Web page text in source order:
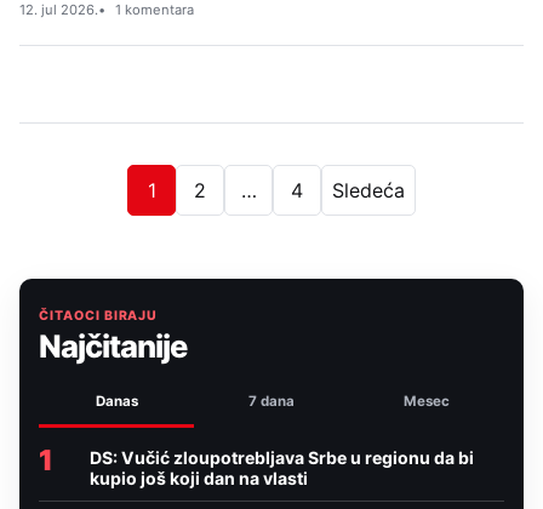
12. jul 2026. 1 komentara
1 2 … 4 Sledeća
ČITAOCI BIRAJU
Najčitanije
Danas 7 dana Mesec
1
DS: Vučić zloupotrebljava Srbe u regionu da bi
kupio još koji dan na vlasti